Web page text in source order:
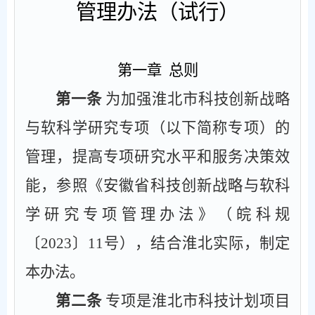
管理办法（试行）
第一章 总则
第一条 为加强淮北市科技创新战略
与软科学研究专项（以下简称专项）的
管理，提高专项研究水平和服务决策效
能，参照《安徽省科技创新战略与软科
学研究专项管理办法》（皖科规
〔2023〕 11号），结合淮北实际，制定
本办法。
第二条 专项是淮北市科技计划项目